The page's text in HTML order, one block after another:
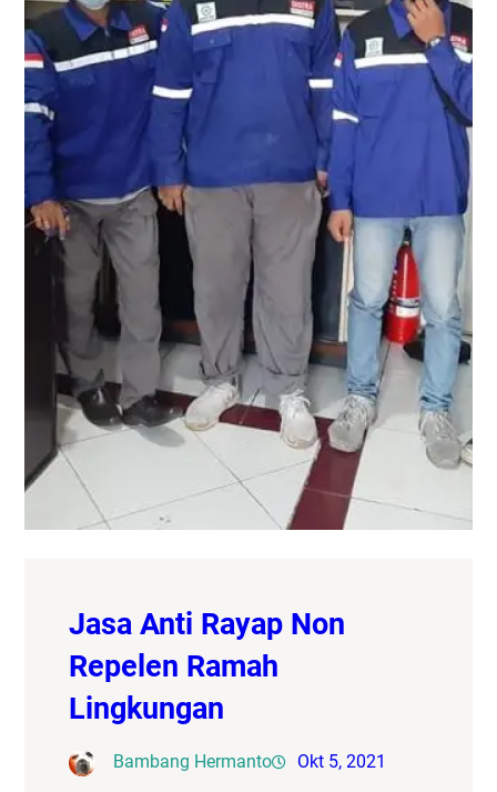
Jasa Anti Rayap Non
Repelen Ramah
Lingkungan
Bambang Hermanto Okt 5, 2021